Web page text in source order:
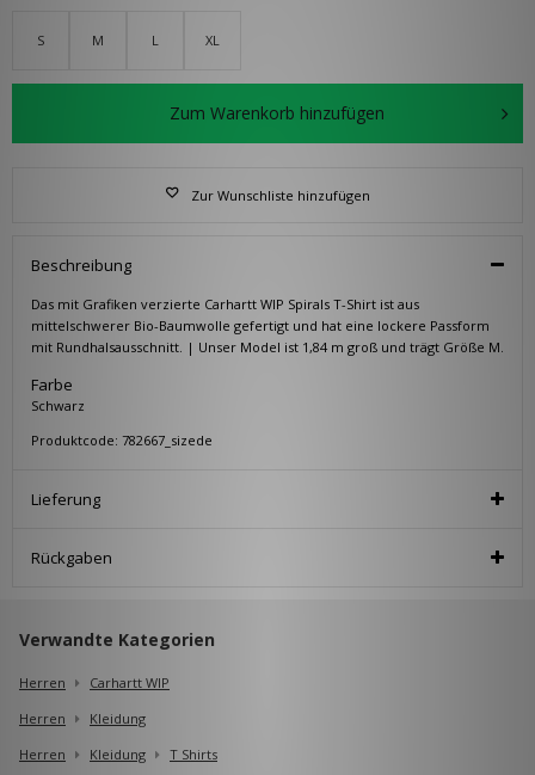
S M L XL
Zum Warenkorb hinzufügen
Zur Wunschliste hinzufügen
Beschreibung
Das mit Grafiken verzierte Carhartt WIP Spirals T-Shirt ist aus
mittelschwerer Bio-Baumwolle gefertigt und hat eine lockere Passform
mit Rundhalsausschnitt. | Unser Model ist 1,84 m groß und trägt Größe M.
Farbe
Schwarz
Produktcode: 782667_sizede
Lieferung
Rückgaben
Verwandte Kategorien
Herren
Carhartt WIP
Herren
Kleidung
Herren
Kleidung T Shirts